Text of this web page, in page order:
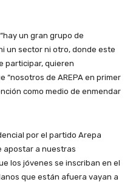
un gran grupo de
un sector ni otro, donde este
participar, quieren
“nosotros de AREPA en primer
como medio de enmendar
por el partido Arepa
apostar a nuestras
los jóvenes se inscriban en el
que están afuera vayan a